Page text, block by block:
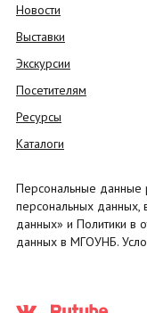
Новости
Выставки
Экскурсии
Посетителям
Ресурсы
Каталоги
Персональные данные
персональных данных,
данных» и Политики в
данных в МГОУНБ.